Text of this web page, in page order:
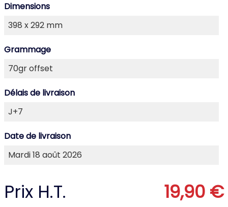
Dimensions
Grammage
Délais de livraison
Date de livraison
Prix H.T. 19,90 €